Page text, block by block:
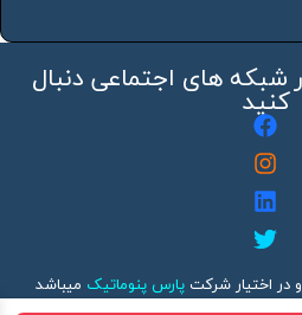
شبکه های اجتماعی دنبال
کنید
اختیار شرکتپارس پنوماتیک میباشد